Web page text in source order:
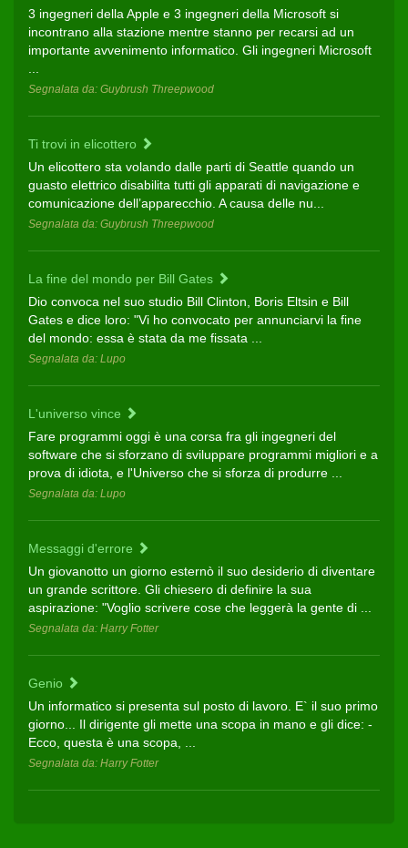
3 ingegneri della Apple e 3 inge­gneri della Microsoft si
incontrano alla stazione mentre stanno per re­carsi ad un
importante avvenimento informatico. Gli ingegneri Mi­crosoft
...
Segnalata da: Guybrush Threepwood
Ti trovi in elicottero
Un elicottero sta volando dalle parti di Seattle quando un
guasto elettrico disabilita tutti gli appara­ti di navigazione e
comunicazione dell’apparecchio. A causa delle nu­...
Segnalata da: Guybrush Threepwood
La fine del mondo per Bill Gates
Dio convoca nel suo studio Bill Clinton, Boris Eltsin e Bill
Gates e dice loro: "Vi ho convocato per annunciarvi la fine
del mondo: essa è stata da me fissata ...
Segnalata da: Lupo
L'universo vince
Fare programmi oggi è una corsa fra gli ingegneri del
software che si sforzano di sviluppare programmi migliori e a
prova di idiota, e l'Universo che si sforza di produrre ...
Segnalata da: Lupo
Messaggi d'errore
Un giovanotto un giorno esternò il suo desiderio di diventare
un grande scrittore. Gli chiesero di definire la sua
aspirazione: "Voglio scrivere cose che leggerà la gente di ...
Segnalata da: Harry Fotter
Genio
Un informatico si presenta sul posto di lavoro. E` il suo primo
giorno... Il dirigente gli mette una scopa in mano e gli dice: -
Ecco, questa è una scopa, ...
Segnalata da: Harry Fotter